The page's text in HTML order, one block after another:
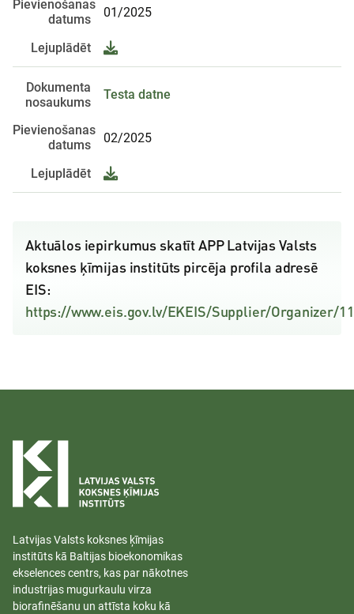
Pievienošanas
datums
01/2025
Lejuplādēt
Dokumenta
nosaukums
Testa datne
Pievienošanas
datums
02/2025
Lejuplādēt
Aktuālos iepirkumus skatīt APP Latvijas Valsts
koksnes ķīmijas institūts pircēja profila adresē
EIS:
https://www.eis.gov.lv/EKEIS/Supplier/Organizer/
Latvijas Valsts koksnes ķīmijas
institūts kā Baltijas bioekonomikas
ekselences centrs, kas par nākotnes
industrijas mugurkaulu virza
biorafinēšanu un attīsta koku kā